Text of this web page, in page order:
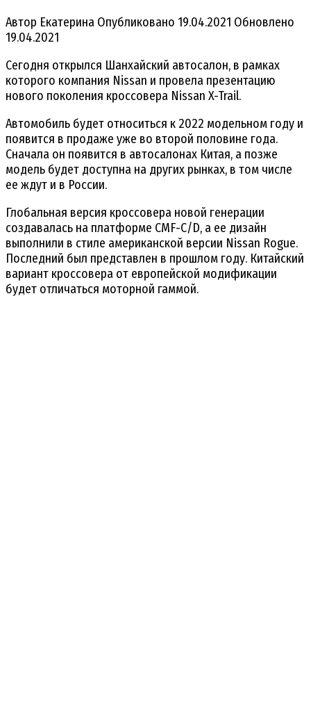
Автор Екатерина Опубликовано 19.04.2021 Обновлено
19.04.2021
Сегодня открылся Шанхайский автосалон, в рамках
которого компания Nissan и провела презентацию
нового поколения кроссовера Nissan X-Trail.
Автомобиль будет относиться к 2022 модельном году и
появится в продаже уже во второй половине года.
Сначала он появится в автосалонах Китая, а позже
модель будет доступна на других рынках, в том числе
ее ждут и в России.
Глобальная версия кроссовера новой генерации
создавалась на платформе CMF-C/D, а ее дизайн
выполнили в стиле американской версии Nissan Rogue.
Последний был представлен в прошлом году. Китайский
вариант кроссовера от европейской модификации
будет отличаться моторной гаммой.